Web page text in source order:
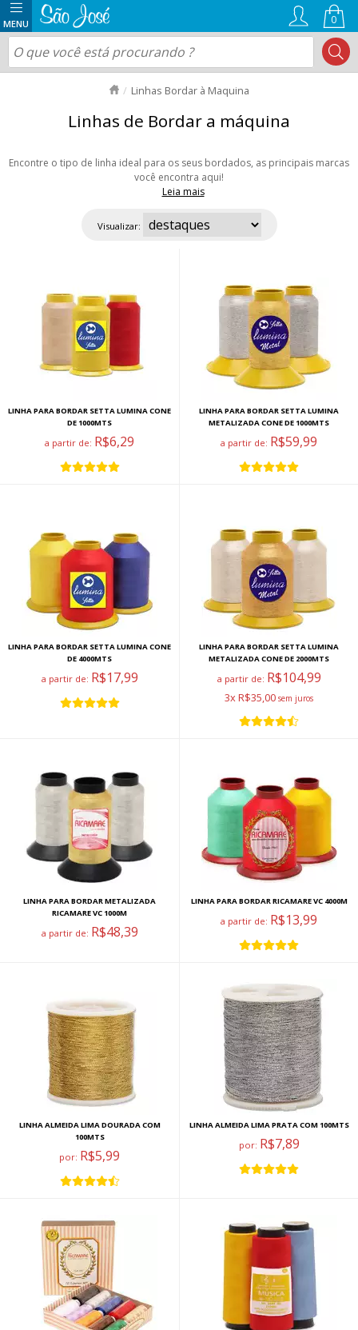
0
Linhas Bordar à Maquina
Linhas de Bordar a máquina
Encontre o tipo de linha ideal para os seus bordados, as principais marcas
você encontra aqui!
Leia mais
resistência e obtém excelentes resultados em altas velocidades "máquinas
computadorizadas". Perfeita reprodutividade de cores com um Brilho
Visualizar:
LINHA PARA BORDAR SETTA LUMINA CONE
DE 1000MTS
a partir de: R$6,29
LINHA PARA BORDAR SETTA LUMINA
METALIZADA CONE DE 1000MTS
a partir de: R$59,99
LINHA PARA BORDAR SETTA LUMINA CONE
DE 4000MTS
a partir de: R$17,99
LINHA PARA BORDAR SETTA LUMINA
METALIZADA CONE DE 2000MTS
a partir de: R$104,99
3x R$35,00
LINHA PARA BORDAR METALIZADA
RICAMARE VC 1000M
a partir de: R$48,39
LINHA PARA BORDAR RICAMARE VC 4000M
a partir de: R$13,99
LINHA ALMEIDA LIMA DOURADA COM
100MTS
por: R$5,99
LINHA ALMEIDA LIMA PRATA COM 100MTS
por: R$7,89